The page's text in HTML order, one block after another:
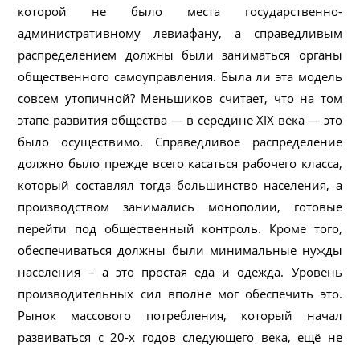
которой не было места государственно-
административному левиафану, а справедливым
распределением должны были заниматься органы
общественного самоуправления. Была ли эта модель
совсем утопичной? Меньшиков считает, что на том
этапе развития общества — в середине XIX века — это
было осуществимо. Справедливое распределение
должно было прежде всего касаться рабочего класса,
который составлял тогда большинство населения, а
производством занимались монополии, готовые
перейти под общественный контроль. Кроме того,
обеспечиваться должны были минимальные нужды
населения – а это простая еда и одежда. Уровень
производительных сил вполне мог обеспечить это.
Рынок массового потребления, который начал
развиваться с 20-х годов следующего века, ещё не